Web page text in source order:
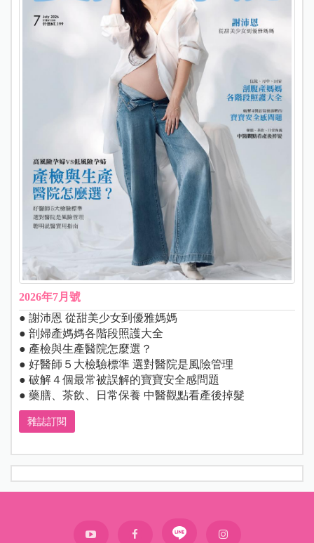
2026年7月號
● 謝沛恩 從甜美少女到優雅媽媽
● 剖婦產媽媽各階段照護大全
● 產檢與生產醫院怎麼選？
● 好醫師５大檢驗標準 選對醫院是風險管理
● 破解４個最常被誤解的寶寶安全感問題
● 藥膳、茶飲、日常保養 中醫觀點看產後掉髮
雜誌訂閱